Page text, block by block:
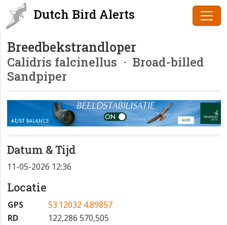
Dutch Bird Alerts
Breedbekstrandloper
Calidris falcinellus · Broad-billed
Sandpiper
Datum & Tijd
11-05-2026 12:36
Locatie
GPS
53.12032 4.89857
RD
122,286 570,505